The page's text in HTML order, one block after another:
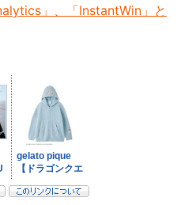
」、「InstantWin」と